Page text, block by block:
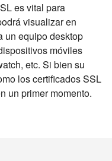
es vital para
visualizar en
un equipo desktop
móviles
etc. Si bien su
los certificados SSL
un primer momento.